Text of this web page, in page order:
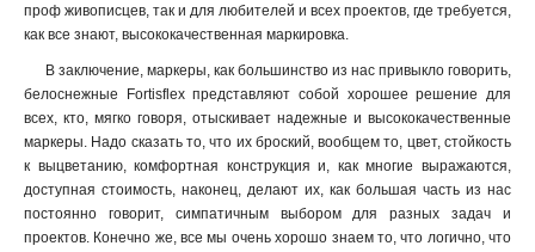
проф живописцев, так и для любителей и всех проектов, где требуется,
как все знают, высококачественная маркировка.
В заключение, маркеры, как большинство из нас привыкло говорить,
белоснежные Fortisflex представляют собой хорошее решение для
всех, кто, мягко говоря, отыскивает надежные и высококачественные
маркеры. Надо сказать то, что их броский, вообщем то, цвет, стойкость
к выцветанию, комфортная конструкция и, как многие выражаются,
доступная стоимость, наконец, делают их, как большая часть из нас
постоянно говорит, симпатичным выбором для разных задач и
проектов. Конечно же, все мы очень хорошо знаем то, что логично, что